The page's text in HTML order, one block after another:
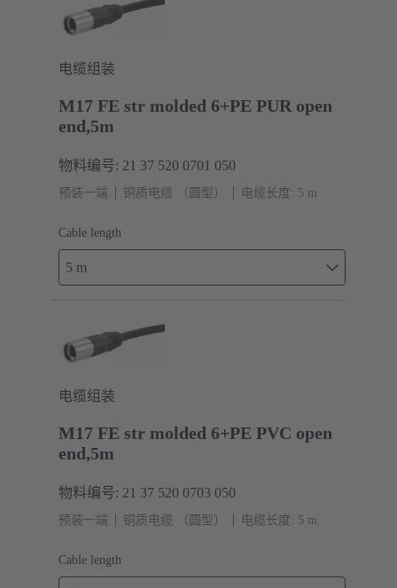
电缆组装
M17 FE str molded 6+PE PUR open
end,5m
物料编号: 21 37 520 0701 050
预装一端 铜质电缆 （圆型） 电缆长度: 5 m
Cable length
5 m
电缆组装
M17 FE str molded 6+PE PVC open
end,5m
物料编号: 21 37 520 0703 050
预装一端 铜质电缆 （圆型） 电缆长度: 5 m
Cable length